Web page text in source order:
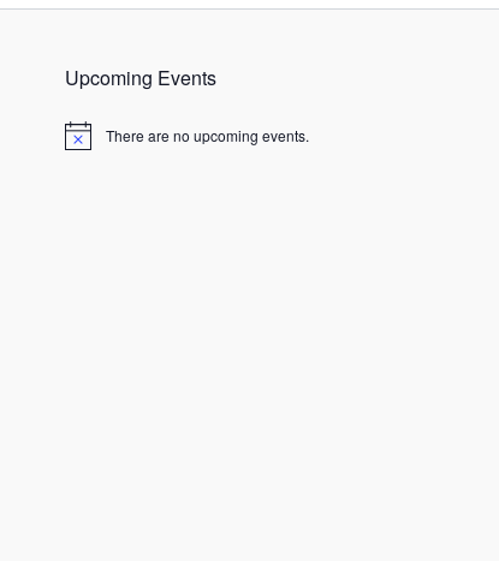
Upcoming Events
N
There are no upcoming events.